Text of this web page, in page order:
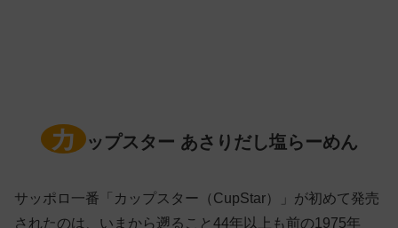
カ ップスター あさりだし塩らーめん
サッポロ一番「カップスター（CupStar）」が初めて発売
されたのは、いまから遡ること44年以上も前の1975年